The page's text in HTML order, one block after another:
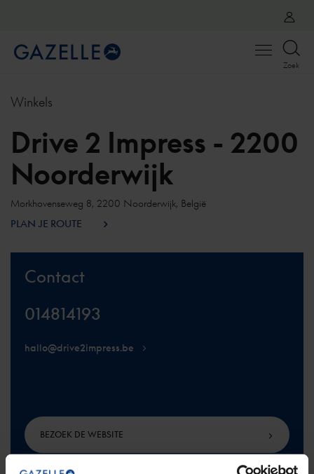
Open
Zoek
Winkels
Drive 2 Impress - 2200
Noorderwijk
Morkhovenseweg 8, 2200 Noorderwijk, België
PLAN JE ROUTE
Contact
014814193
hallo@drive2impress.be
BEZOEK DE WEBSITE